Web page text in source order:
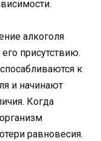
алкоголя
присутствию.
к
и начинают
Когда
равновесия.